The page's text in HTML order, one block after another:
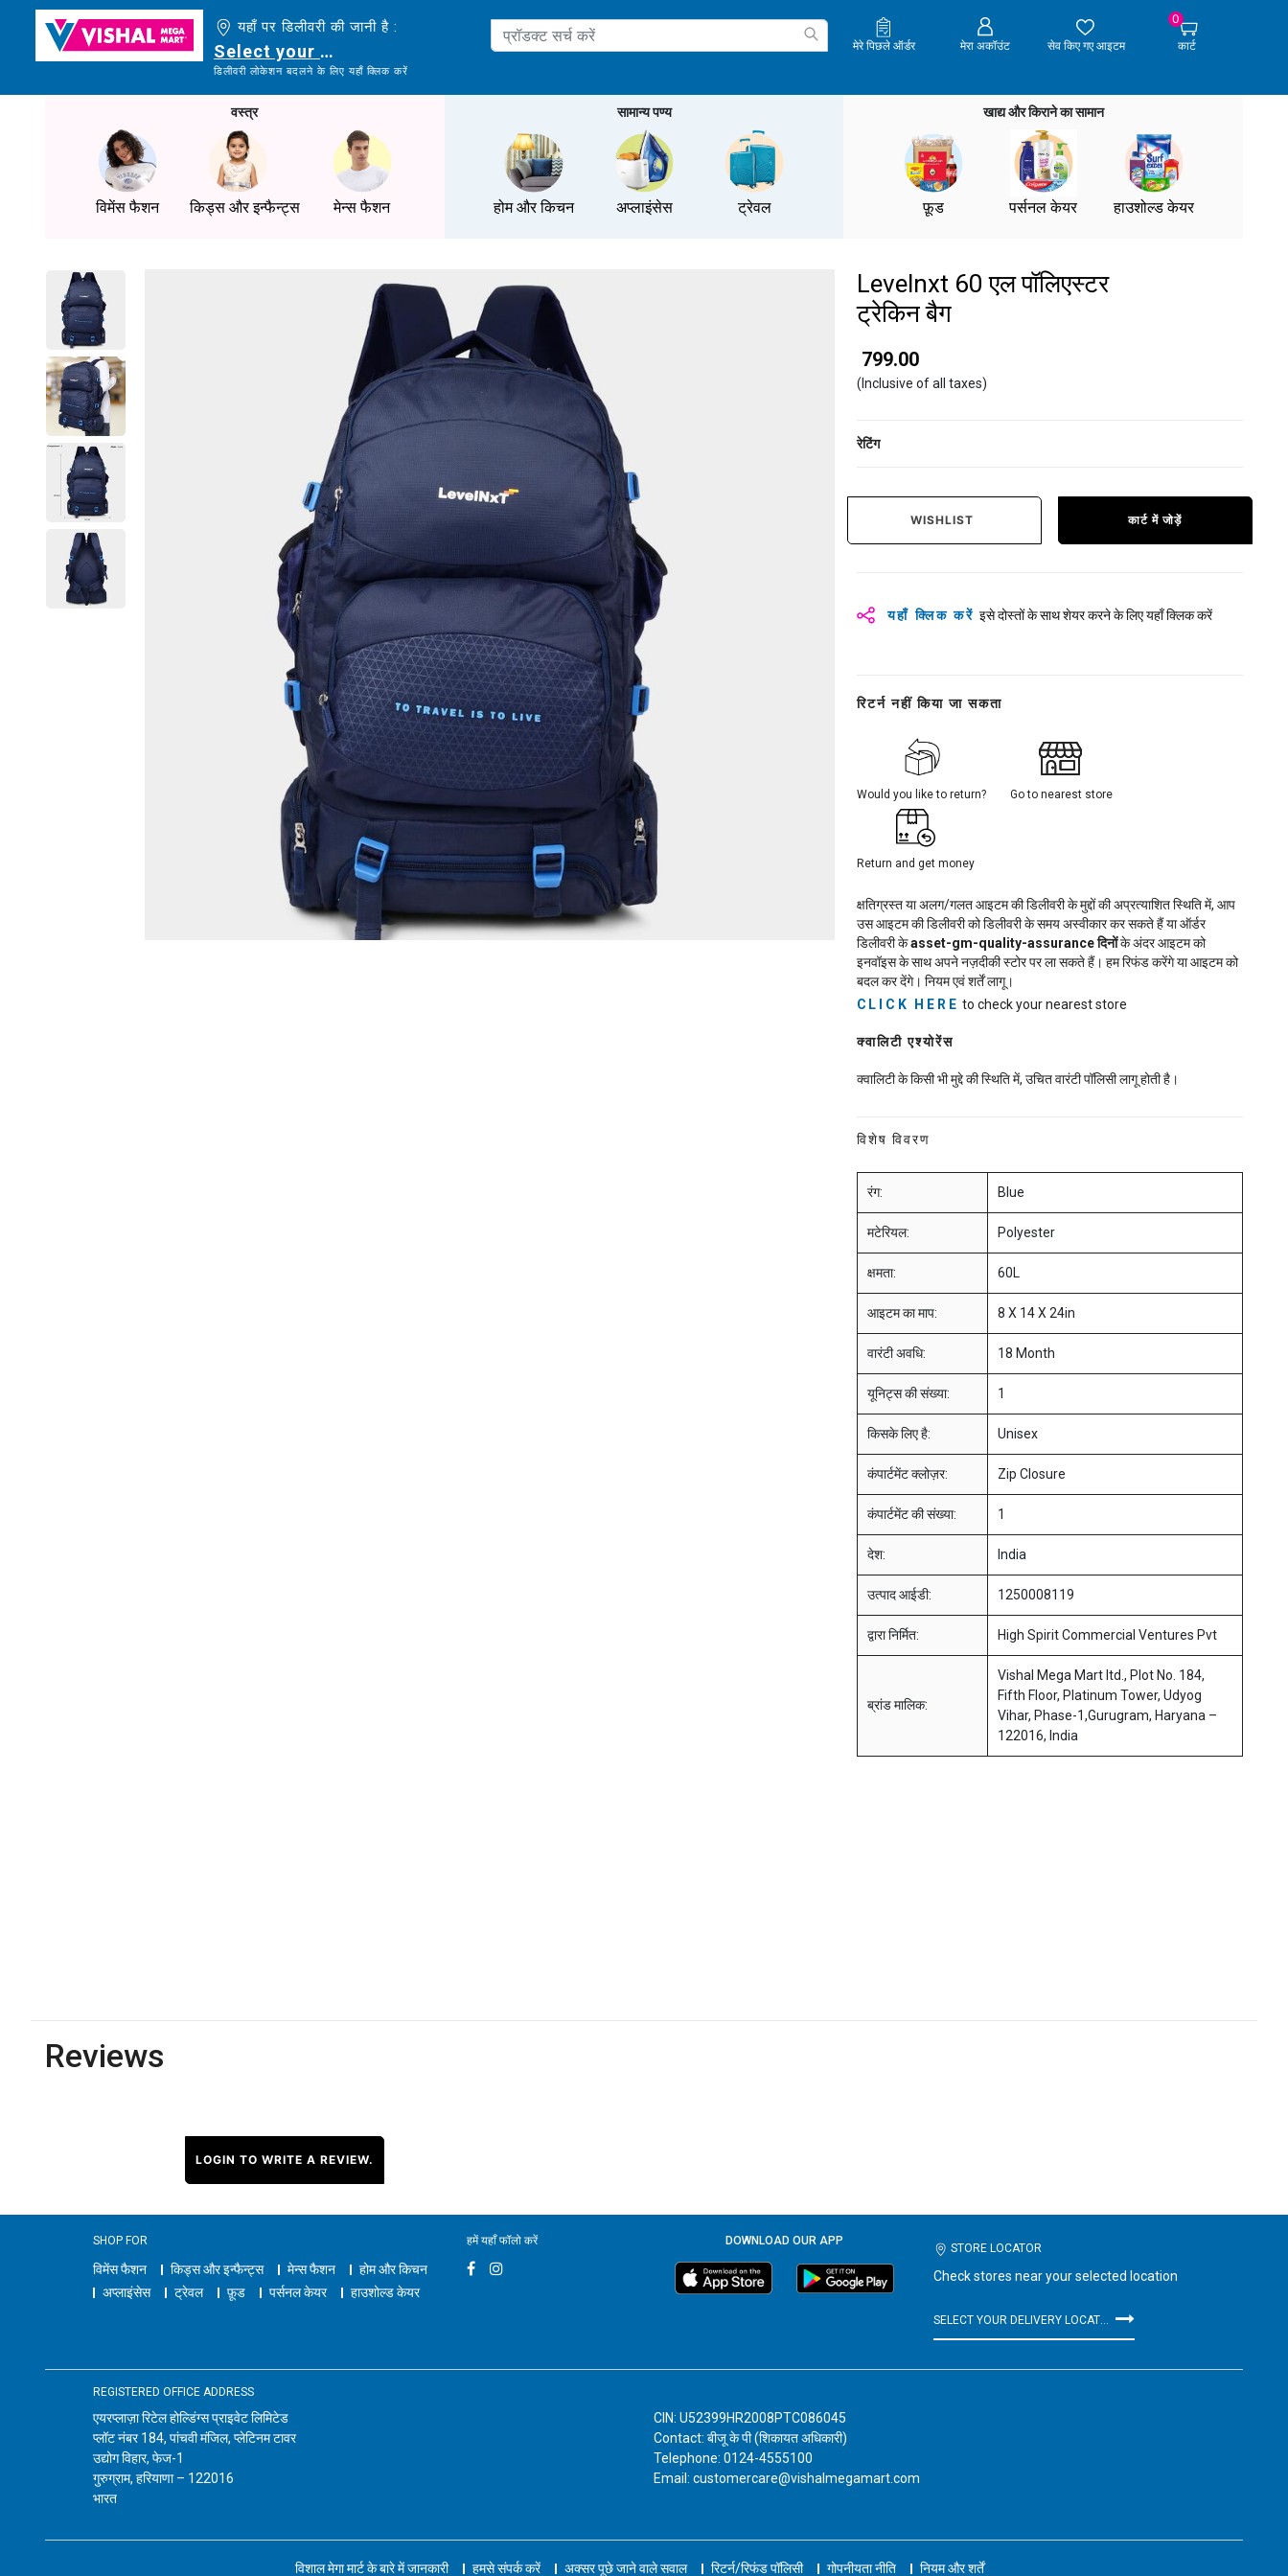
यहाँ पर डिलीवरी की जानी है :
Select your delivery location
डिलीवरी लोकेशन बदलने के लिए यहाँ क्लिक करें
मेरे पिछले ऑर्डर मेरा अकॉउंट सेव किए गए आइटम
0
कार्ट
वस्त्र
विमेंस फैशन किड्स और इन्फैन्ट्स मेन्स फैशन
सामान्य पण्य
होम और किचन अप्लाइंसेस ट्रेवल
खाद्य और किराने का सामान
फ़ूड पर्सनल केयर हाउशोल्ड केयर
Levelnxt 60 एल पॉलिएस्टर
ट्रेकिन बैग
₹ 799.00
(Inclusive of all taxes)
रेटिंग
WISHLIST कार्ट में जोड़ें
यहाँ क्लिक करें इसे दोस्तों के साथ शेयर करने के लिए यहाँ क्लिक करें
रिटर्न नहीं किया जा सकता
Would you like to return? Go to nearest store
Return and get money
क्षतिग्रस्त या अलग/गलत आइटम की डिलीवरी के मुद्दों की अप्रत्याशित स्थिति में, आप
उस आइटम की डिलीवरी को डिलीवरी के समय अस्वीकार कर सकते हैं या ऑर्डर
डिलीवरी केasset-gm-quality-assuranceदिनोंके अंदर आइटम को
इनवॉइस के साथ अपने नज़दीकी स्टोर पर ला सकते हैं। हम रिफंड करेंगे या आइटम को
बदल कर देंगे। नियम एवं शर्तें लागू।
CLICK HERE to check your nearest store
क्वालिटी एश्योरेंस
क्वालिटी के किसी भी मुद्दे की स्थिति में, उचित वारंटी पॉलिसी लागू होती है।
विशेष विवरण
रंग: Blue
मटेरियल: Polyester
क्षमता: 60L
आइटम का माप: 8 X 14 X 24in
वारंटी अवधि: 18 Month
यूनिट्स की संख्या: 1
किसके लिए है: Unisex
कंपार्टमेंट क्लोज़र: Zip Closure
कंपार्टमेंट की संख्या: 1
देश: India
उत्पाद आईडी: 1250008119
द्वारा निर्मित: High Spirit Commercial Ventures Pvt
ब्रांड मालिक:
Vishal Mega Mart ltd., Plot No. 184,
Fifth Floor, Platinum Tower, Udyog
Vihar, Phase-1,Gurugram, Haryana –
122016, India
Reviews
LOGIN TO WRITE A REVIEW.
SHOP FOR
विमेंस फैशन किड्स और इन्फैन्ट्स मेन्स फैशन
होम और किचन
अप्लाइंसेस
ट्रेवल फ़ूड पर्सनल केयर हाउशोल्ड केयर
हमें यहाँ फॉलो करें DOWNLOAD OUR APP
STORE LOCATOR
Check stores near your selected location
REGISTERED OFFICE ADDRESS
एयरप्लाज़ा रिटेल होल्डिंग्स प्राइवेट लिमिटेड
प्लॉट नंबर 184, पांचवी मंजिल, प्लेटिनम टावर
उद्योग विहार, फेज-1
गुरुग्राम, हरियाणा – 122016
भारत
CIN: U52399HR2008PTC086045
Contact: बीजू के पी (शिकायत अधिकारी)
Telephone: 0124-4555100
Email: customercare@vishalmegamart.com
विशाल मेगा मार्ट के बारे में जानकारी हमसे संपर्क करें अक्सर पूछे जाने वाले सवाल रिटर्न/रिफंड पॉलिसी गोपनीयता नीति नियम और शर्तें